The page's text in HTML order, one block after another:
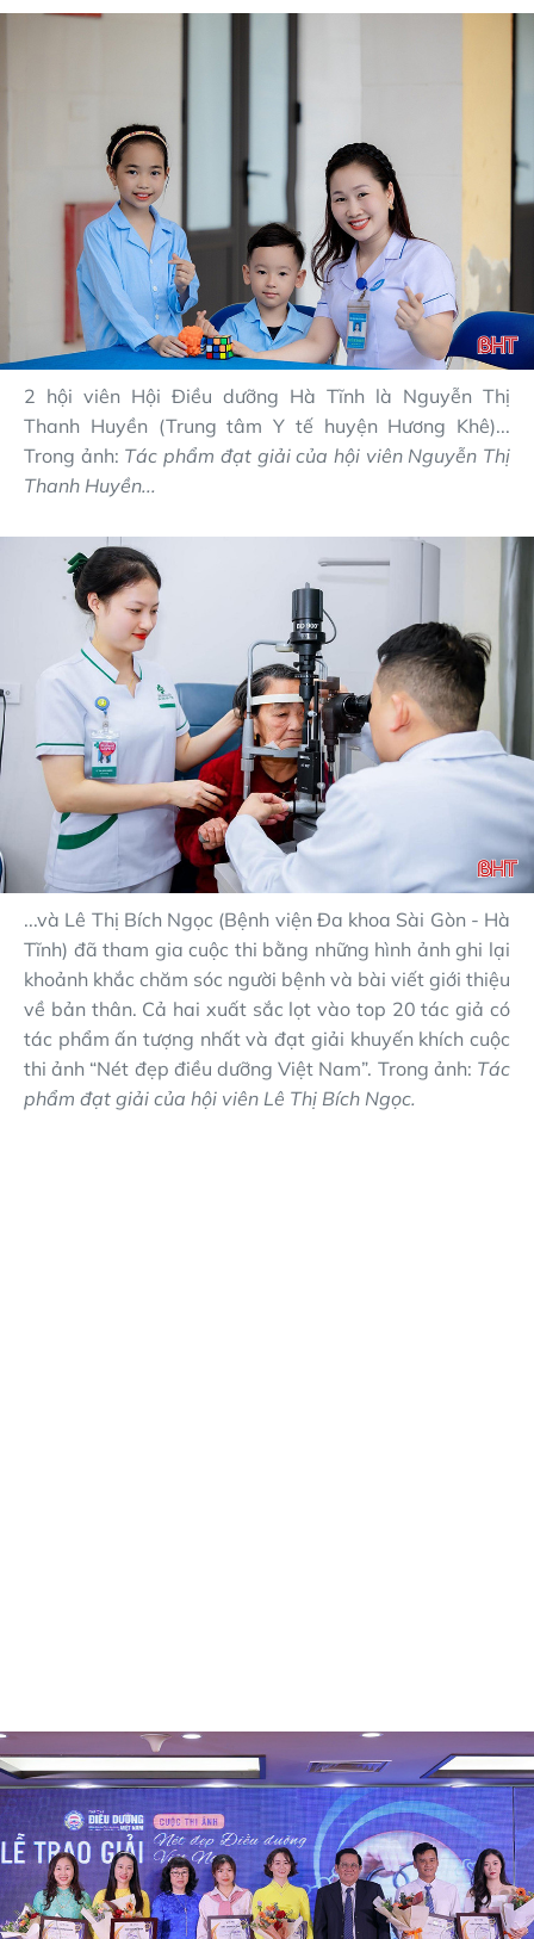
2 hội viên Hội Điều dưỡng Hà Tĩnh là Nguyễn Thị
Thanh Huyền (Trung tâm Y tế huyện Hương Khê)...
Trong ảnh: Tác phẩm đạt giải của hội viên Nguyễn Thị
Thanh Huyền...
...và Lê Thị Bích Ngọc (Bệnh viện Đa khoa Sài Gòn - Hà
Tĩnh) đã tham gia cuộc thi bằng những hình ảnh ghi lại
khoảnh khắc chăm sóc người bệnh và bài viết giới thiệu
về bản thân. Cả hai xuất sắc lọt vào top 20 tác giả có
tác phẩm ấn tượng nhất và đạt giải khuyến khích cuộc
thi ảnh “Nét đẹp điều dưỡng Việt Nam”. Trong ảnh: Tác
phẩm đạt giải của hội viên Lê Thị Bích Ngọc.